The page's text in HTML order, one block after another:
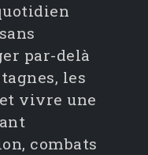
par-delà
les
vivre une
combats